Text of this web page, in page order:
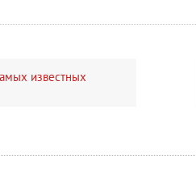
известных